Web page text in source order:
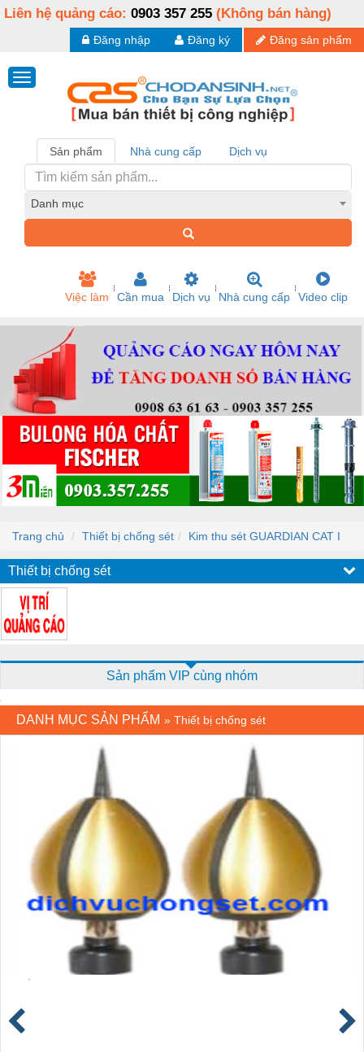
Liên hệ quảng cáo: 0903 357 255 (Không bán hàng)
Đăng sản phẩm
Đăng ký
Đăng nhập
Sản phẩm Nhà cung cấp Dịch vụ
Danh mục
Việc làm Cần mua Dịch vụ Nhà cung cấp Video clip
Trang chủ Thiết bị chống sét Kim thu sét GUARDIAN CAT I
Thiết bị chống sét
Sản phẩm VIP cùng nhóm
DANH MỤC SẢN PHẨM » Thiết bị chống sét